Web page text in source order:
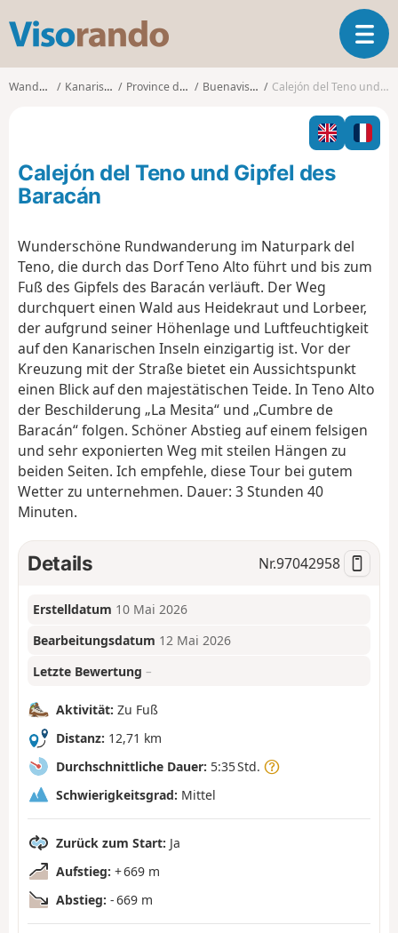
s
o
o
T
o
l
n
t
o
n
Wanderungen Kanarische Inseln Province de Las Palmas Buenavista del Norte Calejón del Teno und Gipfel des Baracán
Calejón del Teno und Gipfel des
Baracán
Wunderschöne Rundwanderung im Naturpark del
Teno, die durch das Dorf Teno Alto führt und bis zum
Fuß des Gipfels des Baracán verläuft. Der Weg
durchquert einen Wald aus Heidekraut und Lorbeer,
der aufgrund seiner Höhenlage und Luftfeuchtigkeit
auf den Kanarischen Inseln einzigartig ist. Vor der
Kreuzung mit der Straße bietet ein Aussichtspunkt
einen Blick auf den majestätischen Teide. In Teno Alto
der Beschilderung „La Mesita“ und „Cumbre de
Baracán“ folgen. Schöner Abstieg auf einem felsigen
und sehr exponierten Weg mit steilen Hängen zu
beiden Seiten. Ich empfehle, diese Tour bei gutem
Wetter zu unternehmen. Dauer: 3 Stunden 40
Minuten.
Details Nr.97042958
Erstelldatum 10 Mai 2026
Bearbeitungsdatum 12 Mai 2026
Letzte Bewertung –
Aktivität: Zu Fuß
Distanz: 12,71 km
Durchschnittliche Dauer: 5:35 Std.
Schwierigkeitsgrad: Mittel
Zurück zum Start: Ja
Aufstieg: + 669 m
Abstieg: - 669 m